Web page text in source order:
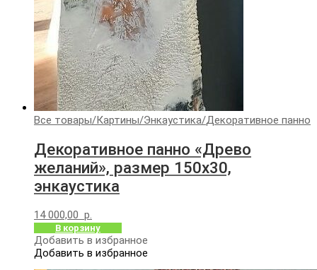
Все товары/Картины/Энкаустика/Декоративное панно
Декоративное панно «Древо
желаний», размер 150х30,
энкаустика
14 000,00 р.
В корзину
Добавить в избранное
Добавить в избранное